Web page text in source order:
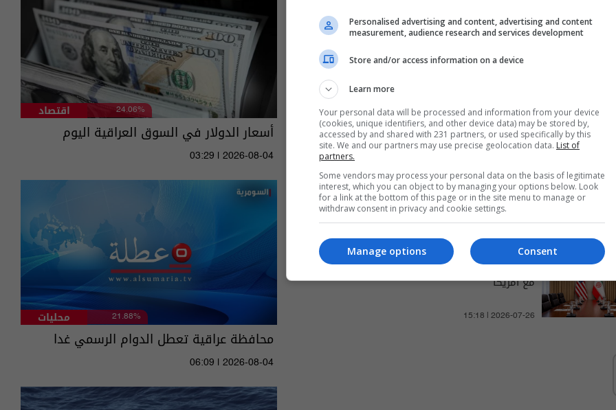
الخاصة
الخارجية الايرانية: تبادل الرسائل
مع امريكا مستمر ولم نتوصل
لاتفاق نهائي
إيران تكشف عن تبادل للرسائل
مع أمريكا
15:18 | 2026-07-26
اقتصاد 24.06%
أسعار الدولار في السوق العراقية اليوم
03:29 | 2026-08-04
محليات 21.88%
محافظة عراقية تعطل الدوام الرسمي غدا
06:09 | 2026-08-04
Personalised advertising and content, advertising and content
measurement, audience research and services development
Store and/or access information on a device
Learn more
Your personal data will be processed and information from your device
(cookies, unique identifiers, and other device data) may be stored by,
accessed by and shared with 231 partners, or used specifically by this
site. We and our partners may use precise geolocation data. List of
partners.
Some vendors may process your personal data on the basis of legitimate
interest, which you can object to by managing your options below. Look
for a link at the bottom of this page or in the site menu to manage or
withdraw consent in privacy and cookie settings.
Consent
Manage options